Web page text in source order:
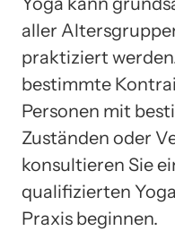
aller
praktiziert
bestimmte
Personen mit
Zuständen oder
konsultieren Sie
qualifizierten
Praxis beginnen.